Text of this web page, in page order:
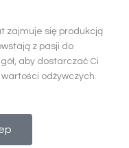
zajmuje się produkcją
z pasji do
aby dostarczać Ci
odżywczych.